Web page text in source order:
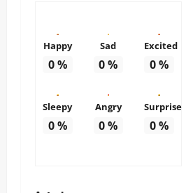
Happy
0%
Sad
0%
Excited
0%
Sleepy
0%
Angry
0%
Surprise
0%